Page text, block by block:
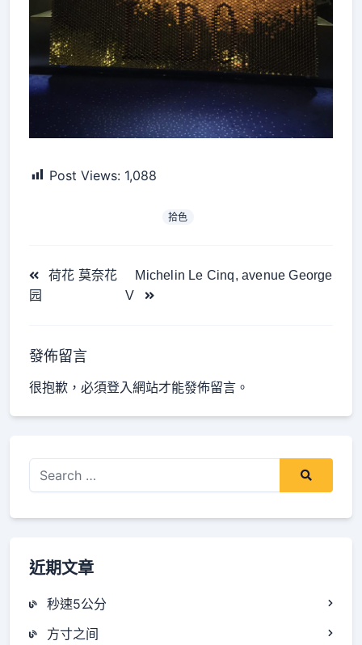
Post Views: 1,088
拾色
<span
class="nav-
reader-
荷花 莫奈花
园
Michelin Le Cinq, avenue George
V
發佈留言
很抱歉，必須登入網站才能發佈留言。
Search
for:
近期文章
秒速5公分
方寸之间